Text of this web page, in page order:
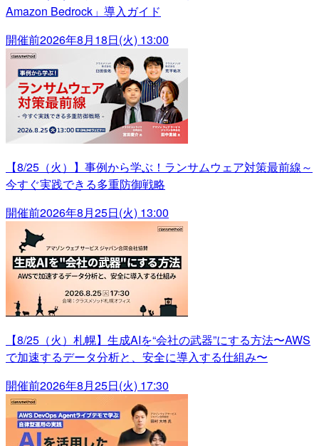
Amazon Bedrock」導入ガイド
開催前2026年8月18日(火) 13:00
【8/25（火）】事例から学ぶ！ランサムウェア対策最前線～
今すぐ実践できる多重防御戦略
開催前2026年8月25日(火) 13:00
【8/25（火）札幌】生成AIを“会社の武器”にする方法〜AWS
で加速するデータ分析と、安全に導入する仕組み〜
開催前2026年8月25日(火) 17:30